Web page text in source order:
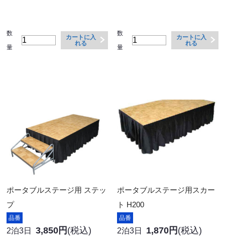
数
量
カートに入
れる
数
量
カートに入
れる
ポータブルステージ用 ステッ
プ
品番
2泊3日 3,850円 (税込)
ポータブルステージ用スカー
ト H200
品番
2泊3日 1,870円 (税込)